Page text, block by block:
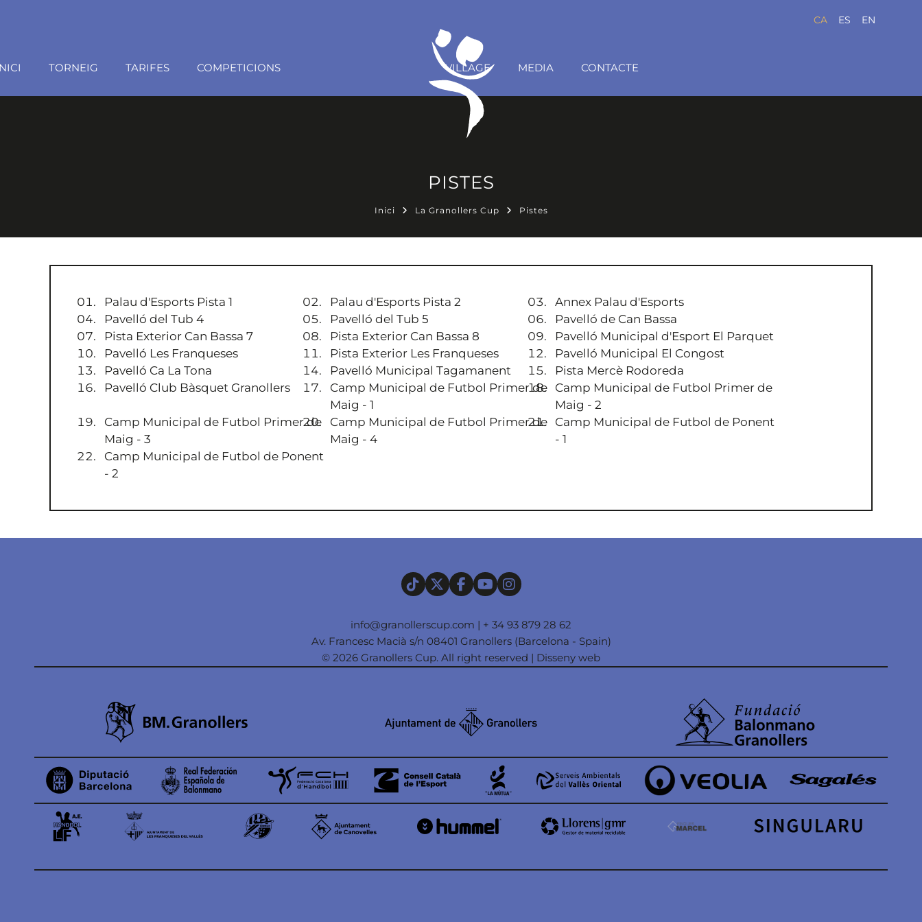
CA ES EN
TORNEIG TARIFES COMPETICIONS VILLAGE MEDIA CONTACTE
PISTES
Inici La Granollers Cup Pistes
Palau d'Esports Pista 1 Palau d'Esports Pista 2
Annex Palau d'Esports
Pavelló del Tub 4
Pavelló del Tub 5
Pavelló de Can Bassa
Pista Exterior Can Bassa 7
Pista Exterior Can Bassa 8
Pavelló Municipal d'Esport El Parquet
Pavelló Les Franqueses
Pista Exterior Les Franqueses
Pavelló Municipal El Congost
Pavelló Ca La Tona
Pavelló Municipal Tagamanent
Pista Mercè Rodoreda
Pavelló Club Bàsquet Granollers
Camp Municipal de Futbol Primer de
Maig - 1
Camp Municipal de Futbol Primer de
Maig - 2
Camp Municipal de Futbol Primer de
Maig - 3
Camp Municipal de Futbol Primer de
Maig - 4
Camp Municipal de Futbol de Ponent
- 1
Camp Municipal de Futbol de Ponent
- 2
info@granollerscup.com | + 34 93 879 28 62
Av. Francesc Macià s/n 08401 Granollers (Barcelona - Spain)
© 2026 Granollers Cup. All right reserved | Disseny web